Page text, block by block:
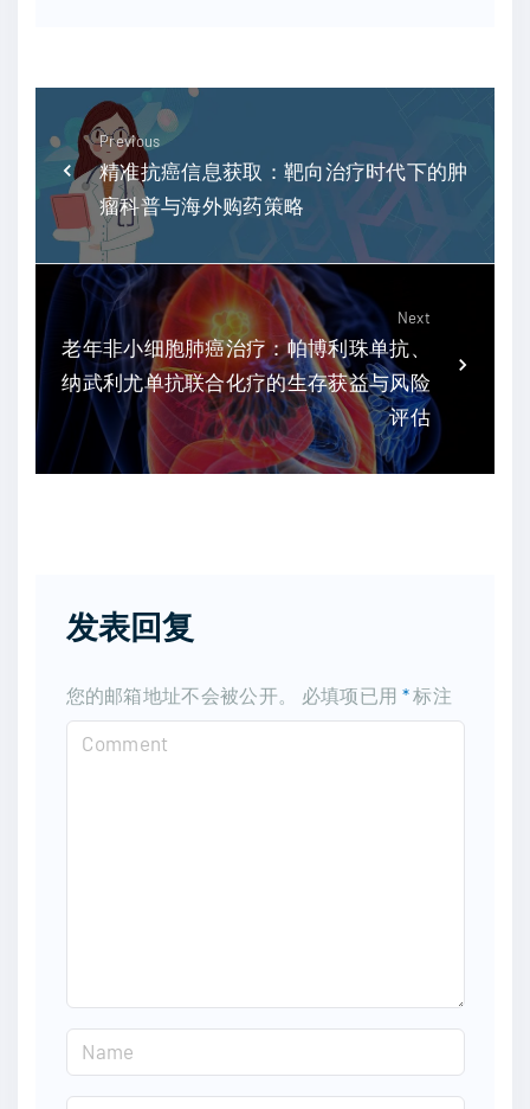
Previous
精准抗癌信息获取：靶向治疗时代下的肿
瘤科普与海外购药策略
Next
老年非小细胞肺癌治疗：帕博利珠单抗、
纳武利尤单抗联合化疗的生存获益与风险
评估
发表回复
您的邮箱地址不会被公开。 必填项已用 *标注
a